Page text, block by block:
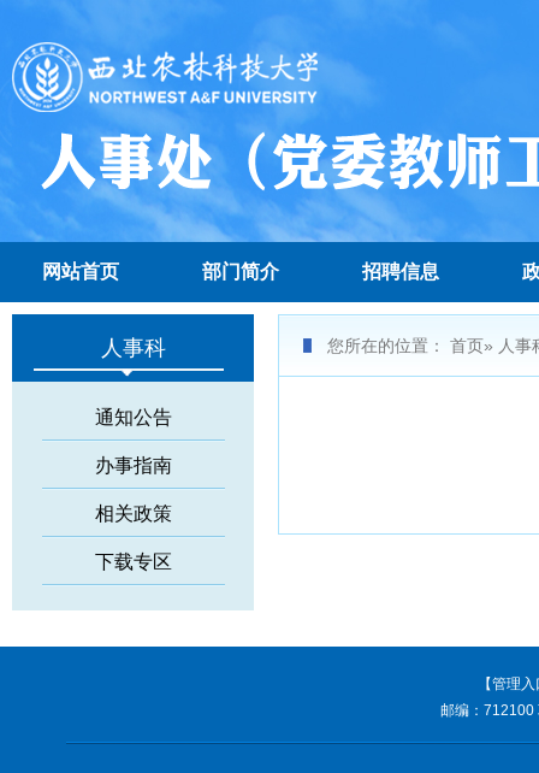
网站首页 部门简介 招聘信息
人事科
通知公告
办事指南
相关政策
下载专区
您所在的位置： 首页» 人事
【管理
邮编：712100